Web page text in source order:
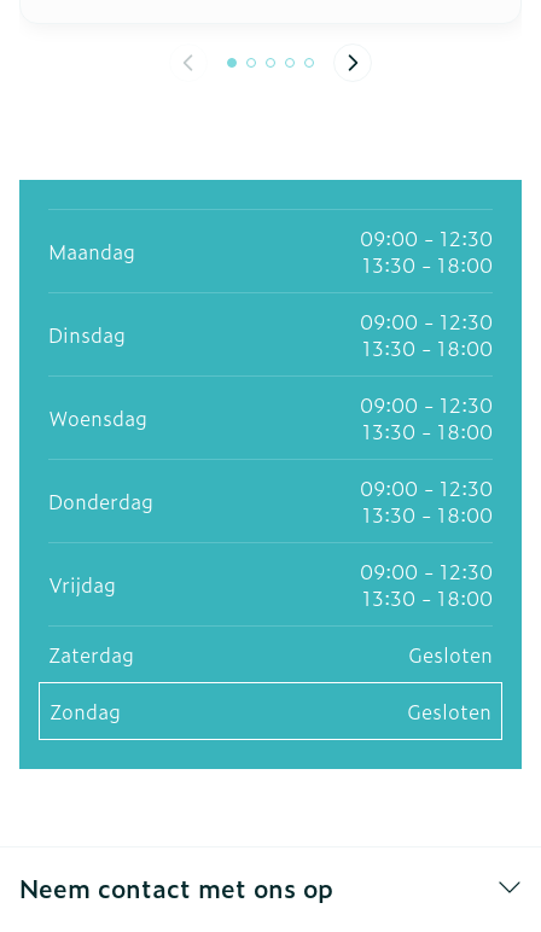
enkele tips om thuiswerk op een gezonde
Maandag
09:00 - 12:30
13:30 - 18:00
Dinsdag
09:00 - 12:30
13:30 - 18:00
Woensdag
09:00 - 12:30
13:30 - 18:00
Donderdag
09:00 - 12:30
13:30 - 18:00
Vrijdag
09:00 - 12:30
13:30 - 18:00
Zaterdag
Gesloten
Zondag
Gesloten
Neem contact met ons op